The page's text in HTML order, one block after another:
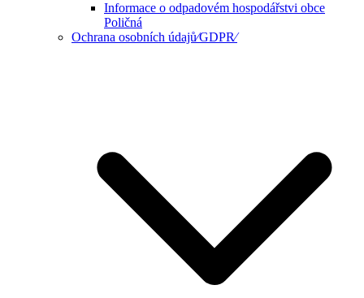
Informace o odpadovém hospodářstvi obce
Poličná
Ochrana osobních údajů⁄GDPR⁄